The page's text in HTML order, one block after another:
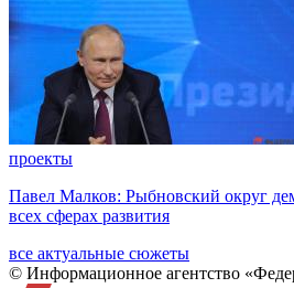
проекты
Павел Малков: Рыбновский округ
всех сферах развития
все актуальные сюжеты
© Информационное агентство